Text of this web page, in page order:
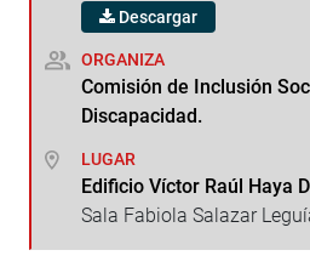
Descargar
ORGANIZA
Comisión de Inclusión
Discapacidad.
LUGAR
Edificio Víctor Raúl Haya
Sala Fabiola Salazar